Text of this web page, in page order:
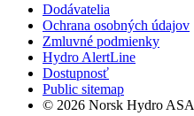
Dodávatelia
Ochrana osobných údajov
Zmluvné podmienky
Hydro AlertLine
Dostupnosť
Public sitemap
© 2026 Norsk Hydro ASA